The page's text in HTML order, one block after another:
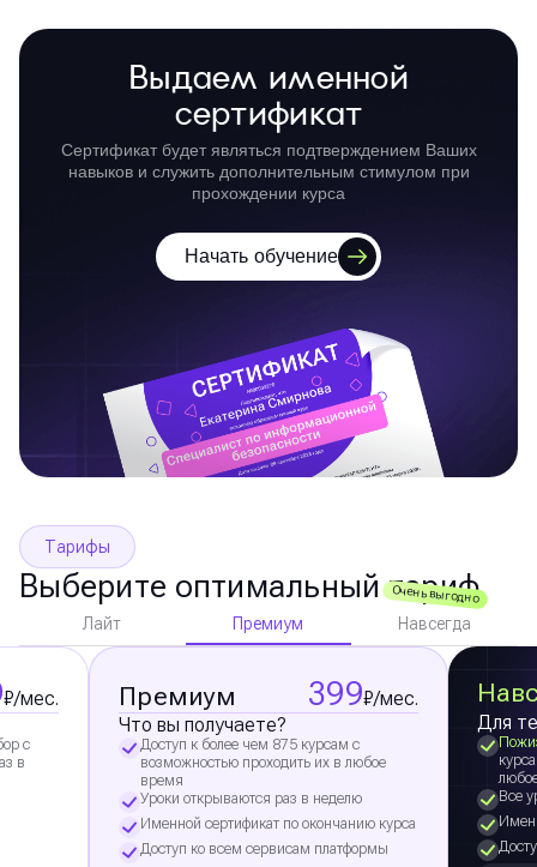
Выдаем именной
сертификат
Сертификат будет являться подтверждением Ваших
навыков и служить дополнительным стимулом при
прохождении курса
Начать обучение
Тарифы
Выберите оптимальный тариф
Очень выгодно
Лайт Премиум Навсегда
₽/мес.
с
в
Премиум 399₽/мес.
Что вы получаете?
Доступ к более чем 875 курсам с
возможностью проходить их в любое
время
Уроки открываются раз в неделю
Именной сертификат по окончанию курса
Доступ ко всем сервисам платформы
Для
Все